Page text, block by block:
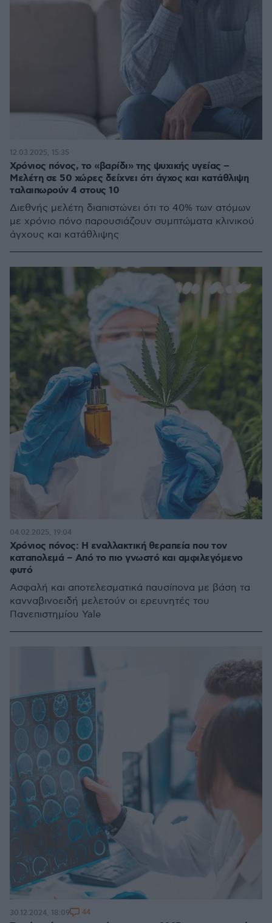
Χρόνιος πόνος, το «βαρίδι» της ψυχικής υγείας –
Μελέτη σε 50 χώρες δείχνει ότι άγχος και κατάθλιψη
ταλαιπωρούν 4 στους 10
Διεθνής μελέτη διαπιστώνει ότι το 40% των ατόμων
με χρόνιο πόνο παρουσιάζουν συμπτώματα κλινικού
άγχους και κατάθλιψης
12.03.2025, 15:35
Χρόνιος πόνος: Η εναλλακτική θεραπεία που τον
καταπολεμά – Από το πιο γνωστό και αμφιλεγόμενο
φυτό
Ασφαλή και αποτελεσματικά παυσίπονα με βάση τα
κανναβινοειδή μελετούν οι ερευνητές του
Πανεπιστημίου Yale
04.02.2025, 19:04
30.12.2024, 18:09 44